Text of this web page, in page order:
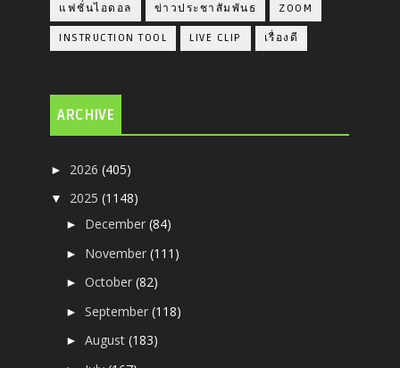
แฟชั่นไอดอล ข่าวประชาสัมพันธ ZOOM
INSTRUCTION TOOL LIVE CLIP เรื่องดี
ARCHIVE
► 2026(405)
▼ 2025(1148)
► December(84)
► November(111)
►October(82)
►September(118)
►August(183)